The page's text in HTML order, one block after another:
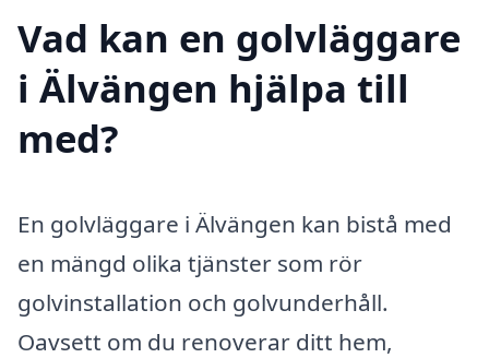
Vad kan en golvläggare
i Älvängen hjälpa till
med?
En golvläggare i Älvängen kan bistå med
en mängd olika tjänster som rör
golvinstallation och golvunderhåll.
Oavsett om du renoverar ditt hem,